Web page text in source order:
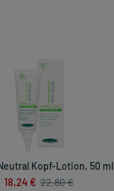
Kopf-Lotion, 50 ml
18,24 € 22,80 €